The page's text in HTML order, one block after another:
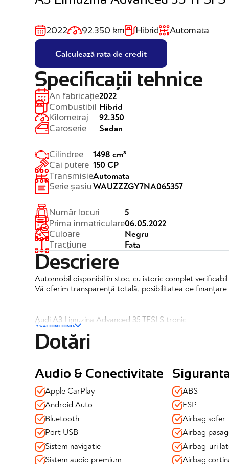
2022 92.350 km Hibrid Automata
Calculează rata de credit
Specificații tehnice
An fabricație
Combustibil
Kilometraj
Caroserie
2022
Hibrid
92.350
Sedan
Cilindree
Cai putere
Transmisie
Serie șasiu
1498 cm³
150 CP
Automata
WAUZZZGY7NA065357
Număr locuri
Prima înmatriculare
Culoare
Tracțiune
5
06.05.2022
Negru
Fata
Descriere
Automobil disponibil în stoc, cu istoric complet
Vă oferim transparență totală, posibilitatea de
Audi A3 Limuzina Advanced 35 TFSI S tronic
✔️TVA deductibil
✔️Posibilitate finantare
Dotari si echipamente:
Siguranță & Asistență la condus:
✔️ESP + ASR + ABS
✔️Airbag-uri fata (sofer + pasager), laterale fata si
✔️Autohold + Hill Hold Assist
✔️Audi Pre-Sense (franeaza automat cand detecteaza o
Vezi mai mult
Dotări
Audio & Conectivitate
Apple CarPlay
Android Auto
Bluetooth
Port USB
Sistem navigatie
Sistem audio premium
ABS
ESP
Airbag sofer
Airbag
Airbag-uri
Airbag